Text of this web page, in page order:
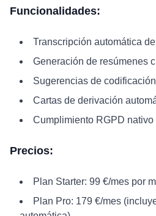
Funcionalidades:
Transcripción automática
Generación de resúmenes
Sugerencias de codificación
Cartas de derivación
Cumplimiento RGPD nativo
Precios:
Plan Starter: 99 €/mes por
Plan Pro: 179 €/mes